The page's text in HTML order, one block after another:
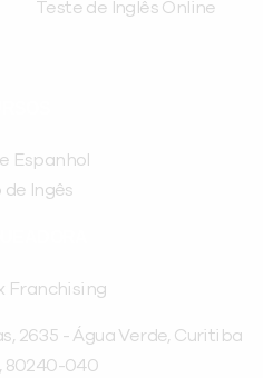
Teste de Inglês Online
Espanhol
de Ingês
Franchising
2635 - Água Verde, Curitiba
80240-040